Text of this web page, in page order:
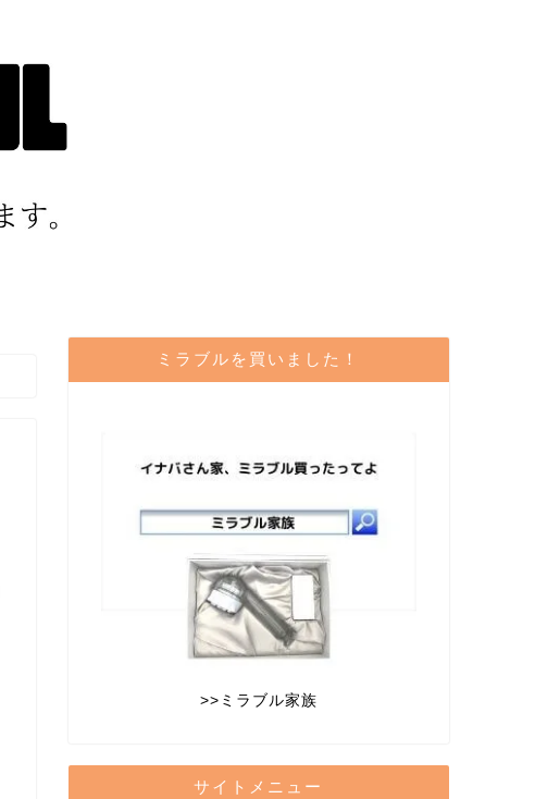
ミラブルを買いました！
>> ミラブル家族
サイトメニュー